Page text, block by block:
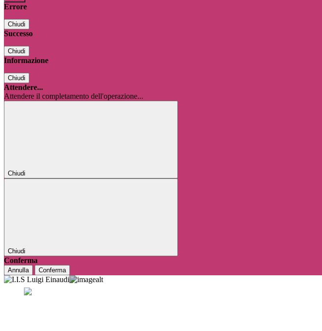
Errore
Chiudi
Successo
Chiudi
Informazione
Chiudi
Attendere...
Attendere il completamento dell'operazione...
Chiudi
Chiudi
Conferma
Annulla Conferma